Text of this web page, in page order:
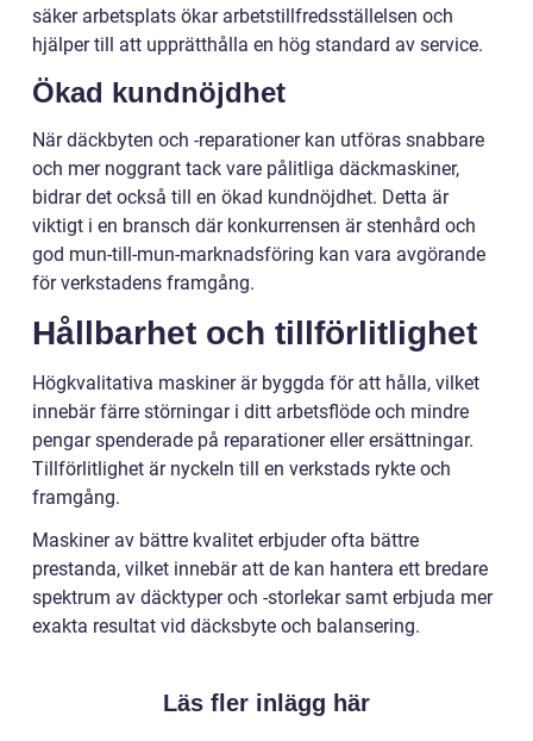
säker arbetsplats ökar arbetstillfredsställelsen och
hjälper till att upprätthålla en hög standard av service.
Ökad kundnöjdhet
När däckbyten och -reparationer kan utföras snabbare
och mer noggrant tack vare pålitliga däckmaskiner,
bidrar det också till en ökad kundnöjdhet. Detta är
viktigt i en bransch där konkurrensen är stenhård och
god mun-till-mun-marknadsföring kan vara avgörande
för verkstadens framgång.
Hållbarhet och tillförlitlighet
Högkvalitativa maskiner är byggda för att hålla, vilket
innebär färre störningar i ditt arbetsflöde och mindre
pengar spenderade på reparationer eller ersättningar.
Tillförlitlighet är nyckeln till en verkstads rykte och
framgång.
Maskiner av bättre kvalitet erbjuder ofta bättre
prestanda, vilket innebär att de kan hantera ett bredare
spektrum av däcktyper och -storlekar samt erbjuda mer
exakta resultat vid däcksbyte och balansering.
Läs fler inlägg här